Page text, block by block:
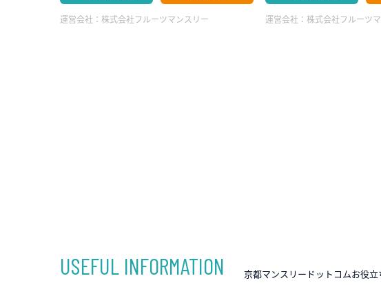
運営会社： 株式会社フルーツマンスリー 運営会社：株式会社フルーツ
USEFUL INFORMATION 京都マンスリードットコムお役立